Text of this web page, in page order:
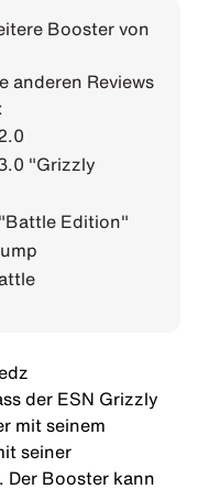
Booster von
anderen Reviews
"Grizzly
Edition"
der ESN Grizzly
mit seinem
seiner
Booster kann